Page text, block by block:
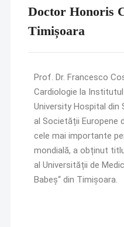
Doctor Honoris
Timișoara
Prof. Dr. Francesco
Cardiologie la
University Hospital din
al Societății Europene
cele mai importante
mondială, a obținut
al Universității de
Babeș“ din Timișoara.